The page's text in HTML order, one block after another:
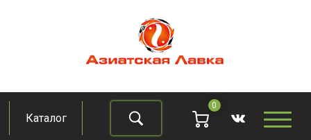
Азиатская лавка
Продукты из восточно-азиатских стран
Каталог
0